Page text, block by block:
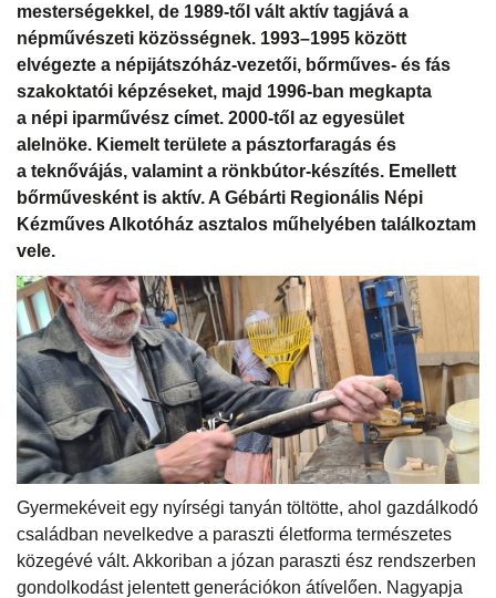
mesterségekkel, de 1989-től vált aktív tagjává a
népművészeti közösségnek. 1993–1995 között
elvégezte a népijátszóház-vezetői, bőrműves- és fás
szakoktatói képzéseket, majd 1996-ban megkapta
a népi iparművész címet. 2000-től az egyesület
alelnöke. Kiemelt területe a pásztorfaragás és
a teknővájás, valamint a rönkbútor-készítés. Emellett
bőrművesként is aktív. A Gébárti Regionális Népi
Kézműves Alkotóház asztalos műhelyében találkoztam
vele.
Gyermekéveit egy nyírségi tanyán töltötte, ahol gazdálkodó
családban nevelkedve a paraszti életforma természetes
közegévé vált. Akkoriban a józan paraszti ész rendszerben
gondolkodást jelentett generációkon átívelően. Nagyapja